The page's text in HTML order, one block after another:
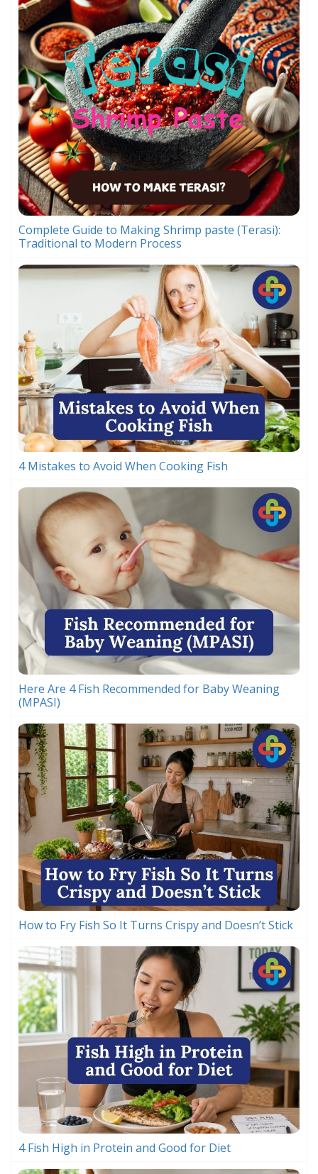
Complete Guide to Making Shrimp paste (Terasi):
Traditional to Modern Process
4 Mistakes to Avoid When Cooking Fish
Here Are 4 Fish Recommended for Baby Weaning
(MPASI)
How to Fry Fish So It Turns Crispy and Doesn’t Stick
4 Fish High in Protein and Good for Diet